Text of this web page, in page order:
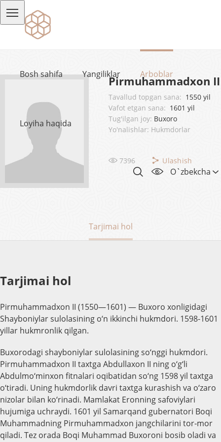
Bosh sahifa Yangiliklar Arboblar
Loyiha haqida
O`zbekcha
Pirmuhammadxon II
Tavallud topgan sana: 1550 yil
Vafot etgan sana: 1601 yil
Tug'ilgan joy: Buxoro
Yo'nalishlar: Hukmdorlar
7396 Ulashish
Tarjimai hol
Tarjimai hol
Pirmuhammadxon II (1550—1601) — Buxoro xonligidagi
Shayboniylar sulolasining o‘n ikkinchi hukmdori. 1598-1601
yillar hukmronlik qilgan.
Buxorodagi shayboniylar sulolasining so‘nggi hukmdori.
Pirmuhammadxon II taxtga Abdullaxon II ning o‘g‘li
Abdulmo‘minxon fitnalari oqibatidan so‘ng 1598 yil taxtga
o‘tiradi. Uning hukmdorlik davri taxtga kurashish va o‘zaro
nizolar bilan ko‘rinadi. Mamlakat Eronning safoviylari
hujumiga uchraydi. 1601 yil Samarqand gubernatori Boqi
Muhammadning Pirmuhammadxon jangchilarini tor-mor
qiladi. Tez orada Boqi Muhammad Buxoroni bosib oladi va